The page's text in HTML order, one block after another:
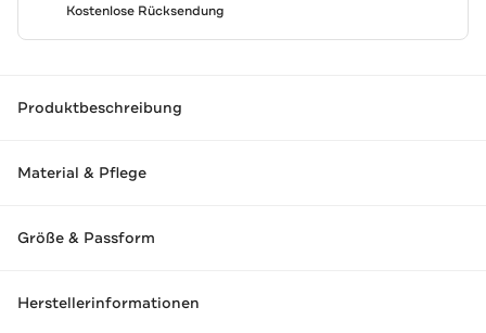
Kostenlose Rücksendung
Produktbeschreibung
Material & Pflege
Größe & Passform
Herstellerinformationen